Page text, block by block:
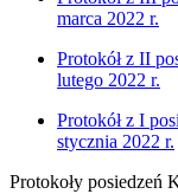
marca 2022 r.
Protokół z II
lutego 2022 r.
Protokół z I
stycznia 2022 r.
Protokoły posiedzeń